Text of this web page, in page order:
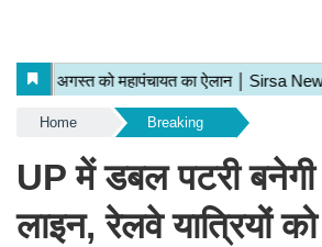
Home Breaking
UP में डबल पटरी
लाइन, रेलवे यात्रियों